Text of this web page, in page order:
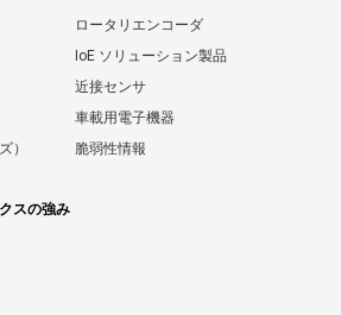
ロータリエンコーダ
IoE ソリューション製品
近接センサ
車載用電子機器
）
脆弱性情報
スの強み